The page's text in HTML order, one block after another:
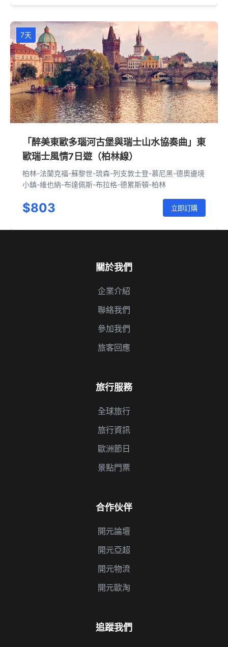
7天
「醉美東歐多瑙河古堡與瑞士山水協奏曲」東
歐瑞士風情7日遊（柏林線）
柏林-法蘭克福-蘇黎世-琉森-列支敦士登-慕尼黑-德奧邊境
小鎮-維也納-布達佩斯-布拉格-德累斯頓-柏林
$803 立即訂購
關於我們
企業介紹
聯絡我們
參加我們
旅客回應
旅行服務
全球旅行
旅行資訊
歐洲節日
景點門票
合作伙伴
開元論壇
開元亞超
開元物流
開元歐淘
追蹤我們